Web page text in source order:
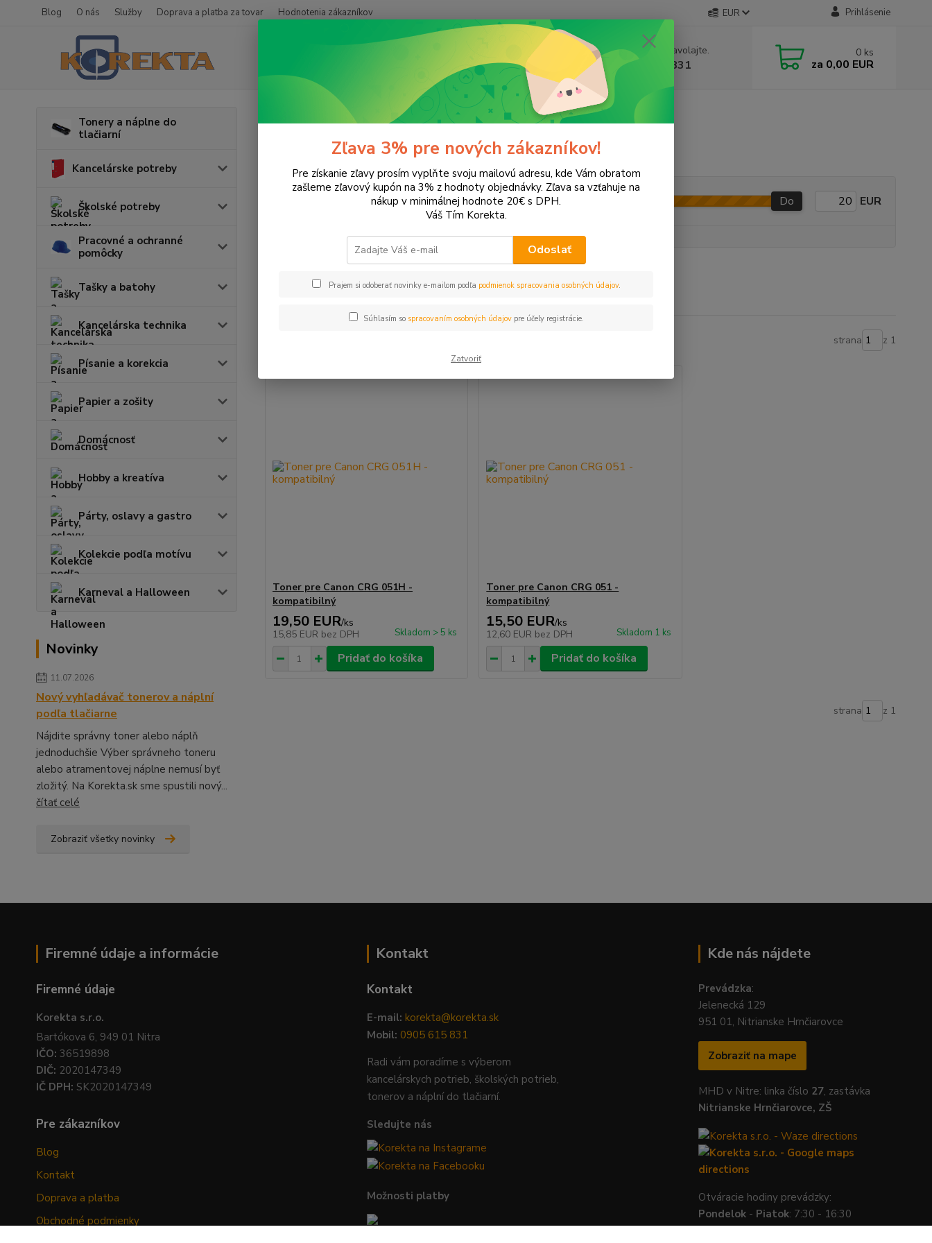
Blog O nás Služby Doprava a platba za tovar Hodnotenia zákazníkov EUR Prihlásenie
Neviete si rady? Zavolajte.
+421 905 615 831
0 ks
za 0,00 EUR
Tonery a náplne do
tlačiarní
Kancelárske potreby
Školské potreby
Pracovné a ochranné
pomôcky
Tašky a batohy
Kancelárska technika
Písanie a korekcia
Papier a zošity
Domácnosť
Hobby a kreatíva
Párty, oslavy a gastro
Kolekcie podľa motívu
Karneval a Halloween
Novinky
11.07.2026
Nový vyhľadávač tonerov a náplní
podľa tlačiarne
Nájdite správny toner alebo náplň
jednoduchšie Výber správneho toneru
alebo atramentovej náplne nemusí byť
zložitý. Na Korekta.sk sme spustili nový...
čítať celé
Zobraziť všetky novinky
Tonery a náplne do tlačiarní Canon i-Sensys LBP-162DW
i-Sensys LBP-162DW
EUR Od Do EUR
strana z 1
Toner pre Canon CRG 051H -
kompatibilný
19,50 EUR/ks
15,85 EUR bez DPH Skladom > 5 ks
Pridať do košíka
Toner pre Canon CRG 051 -
kompatibilný
15,50 EUR/ks
12,60 EUR bez DPH Skladom 1 ks
Pridať do košíka
strana z 1
Firemné údaje a informácie
Firemné údaje
Korekta s.r.o.
Bartókova 6, 949 01 Nitra
IČO: 36519898
DIČ: 2020147349
IČ DPH: SK2020147349
Pre zákazníkov
Blog
Kontakt
Doprava a platba
Obchodné podmienky
Kontakt
Kontakt
E-mail: korekta@korekta.sk
Mobil: 0905 615 831
Radi vám poradíme s výberom
kancelárskych potrieb, školských potrieb,
tonerov a náplní do tlačiarní.
Sledujte nás
Možnosti platby
Kde nás nájdete
Prevádzka:
Jelenecká 129
951 01, Nitrianske Hrnčiarovce
Zobraziť na mape
MHD v Nitre: linka číslo 27, zastávka
Nitrianske Hrnčiarovce, ZŠ
Otváracie hodiny prevádzky:
Pondelok - Piatok: 7:30 - 16:30
Zľava 3% pre nových zákazníkov!
Pre získanie zľavy prosím vyplňte svoju mailovú adresu, kde Vám obratom
zašleme zľavový kupón na 3% z hodnoty objednávky. Zľava sa vzťahuje na
nákup v minimálnej hodnote 20€ s DPH.
Váš Tím Korekta.
Odoslať
Prajem si odoberať novinky e-mailom podľa podmienok spracovania osobných údajov.
Súhlasím so spracovaním osobných údajovpre účely registrácie.
Zatvoriť